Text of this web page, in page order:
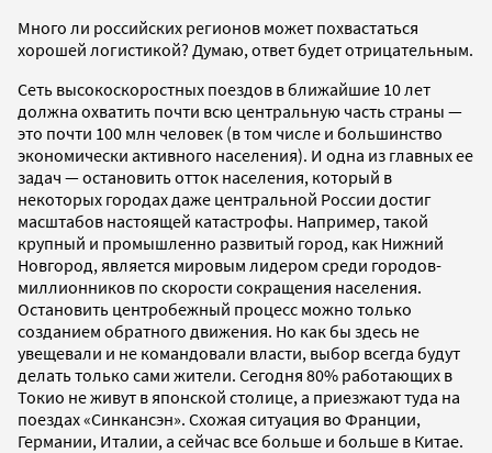
Много ли российских регионов может похвастаться
хорошей логистикой? Думаю, ответ будет отрицательным.
Сеть высокоскоростных поездов в ближайшие 10 лет
должна охватить почти всю центральную часть страны —
это почти 100 млн человек (в том числе и большинство
экономически активного населения). И одна из главных ее
задач — остановить отток населения, который в
некоторых городах даже центральной России достиг
масштабов настоящей катастрофы. Например, такой
крупный и промышленно развитый город, как Нижний
Новгород, является мировым лидером среди городов-
миллионников по скорости сокращения населения.
Остановить центробежный процесс можно только
созданием обратного движения. Но как бы здесь не
увещевали и не командовали власти, выбор всегда будут
делать только сами жители. Сегодня 80% работающих в
Токио не живут в японской столице, а приезжают туда на
поездах «Синкансэн». Схожая ситуация во Франции,
Германии, Италии, а сейчас все больше и больше в Китае.